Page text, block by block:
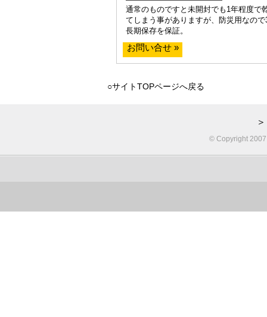
通常のものですと未開封でも1年程度で
てしまう事がありますが、防災用なので
長期保存を保証。
お問い合せ »
○サイトTOPページへ戻る
© Copyright